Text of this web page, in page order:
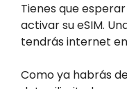
Tienes que
activar su eSIM.
tendrás internet
Como ya habrás